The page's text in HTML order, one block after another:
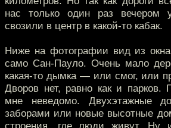
нас только один раз вечером
свозили в центр в какой-то кабак.
Ниже на фотографии вид из
само Сан-Пауло. Очень мало
какая-то дымка — или смог, или
Дворов нет, равно как и
мне неведомо. Двухэтажные
заборами или новые высотные